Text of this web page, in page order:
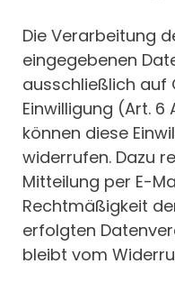
Die Verarbeitung
eingegebenen
ausschließlich auf
Einwilligung (Art. 6
können diese
widerrufen. Dazu
Mitteilung per E-
Rechtmäßigkeit
erfolgten
bleibt vom